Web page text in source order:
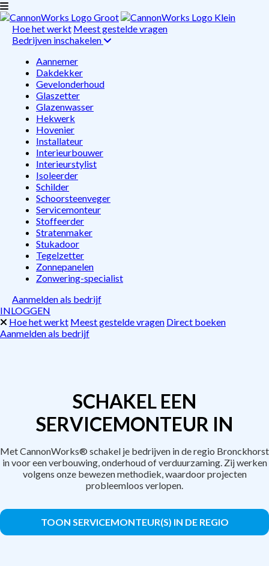
Hoe het werkt Meest gestelde vragen
Bedrijven inschakelen
Aannemer
Dakdekker
Gevelonderhoud
Glaszetter
Glazenwasser
Hekwerk
Hovenier
Installateur
Interieurbouwer
Interieurstylist
Isoleerder
Schilder
Schoorsteenveger
Servicemonteur
Stoffeerder
Stratenmaker
Stukadoor
Tegelzetter
Zonnepanelen
Zonwering-specialist
Aanmelden als bedrijf
INLOGGEN
Hoe het werkt Meest gestelde vragen Direct boeken
Aanmelden als bedrijf
SCHAKEL EEN
SERVICEMONTEUR IN
Met CannonWorks® schakel je bedrijven in de regio Bronckhorst
in voor een verbouwing, onderhoud of verduurzaming. Zij werken
volgens onze bewezen methodiek, waardoor projecten
probleemloos verlopen.
TOON SERVICEMONTEUR(S) IN DE REGIO